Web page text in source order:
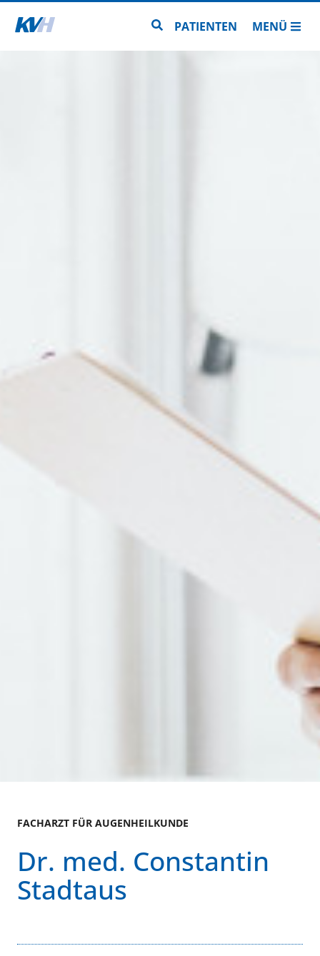
Zur Startseite Zur Seitensuche
PATIENTEN MENÜ
FACHARZT FÜR AUGENHEILKUNDE
Dr. med. Constantin
Stadtaus